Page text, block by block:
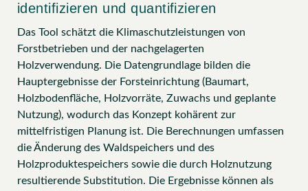
identifizieren und quantifizieren
Das Tool schätzt die Klimaschutzleistungen von
Forstbetrieben und der nachgelagerten
Holzverwendung. Die Datengrundlage bilden die
Hauptergebnisse der Forsteinrichtung (Baumart,
Holzbodenfläche, Holzvorräte, Zuwachs und geplante
Nutzung), wodurch das Konzept kohärent zur
mittelfristigen Planung ist. Die Berechnungen umfassen
die Änderung des Waldspeichers und des
Holzproduktespeichers sowie die durch Holznutzung
resultierende Substitution. Die Ergebnisse können als